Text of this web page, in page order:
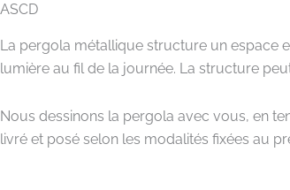
ASCD
La pergola métallique structure un espace
lumière au fil de la journée. La structure
Nous dessinons la pergola avec vous, en
livré et posé selon les modalités fixées au